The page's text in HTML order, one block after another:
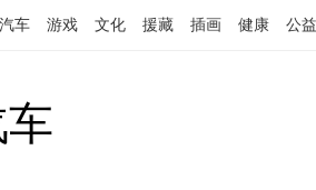
汽车 游戏 文化 援藏 插画 健康 公益